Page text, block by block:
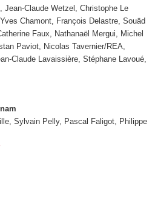
Jean-Claude Wetzel, Christophe Le
Chamont, François Delastre, Souäd
Faux, Nathanaël Mergui, Michel
Paviot, Nicolas Tavernier/REA,
Claude Lavaissière, Stéphane Lavoué,
Sylvain Pelly, Pascal Faligot, Philippe